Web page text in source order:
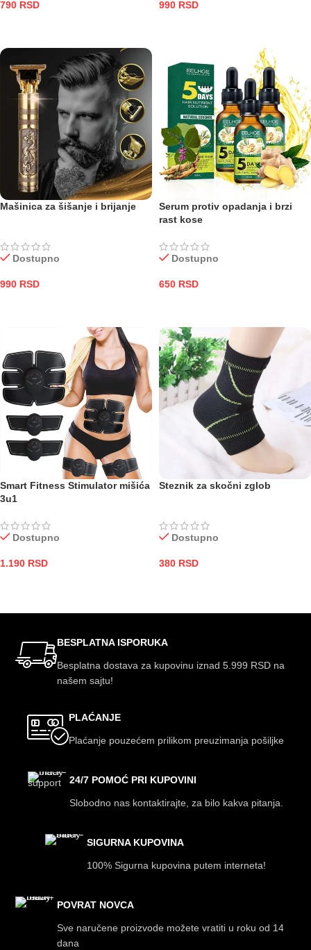
790 RSD 990 RSD
Mašinica za šišanje i brijanje
Dostupno
990 RSD
Serum protiv opadanja i brzi
rast kose
Dostupno
650 RSD
Smart Fitness Stimulator mišića
3u1
Dostupno
1.190 RSD
Steznik za skočni zglob
Dostupno
380 RSD
BESPLATNA ISPORUKA
Besplatna dostava za kupovinu iznad 5.999 RSD na
našem sajtu!
PLAĆANJE
Plaćanje pouzećem prilikom preuzimanja pošiljke
24/7 POMOĆ PRI KUPOVINI
Slobodno nas kontaktirajte, za bilo kakva pitanja.
SIGURNA KUPOVINA
100% Sigurna kupovina putem interneta!
POVRAT NOVCA
Sve naručene proizvode možete vratiti u roku od 14
dana